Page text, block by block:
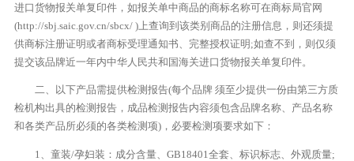
进口货物报关单复印件，如报关单中商品的商标名称可在商标局官网
(http://sbj.saic.gov.cn/sbcx/ )上查询到该类别商品的注册信息，则还须提
供商标注册证明或者商标受理通知书、完整授权证明;如查不到，则仅须
提交该品牌近一年内中华人民共和国海关进口货物报关单复印件。
二、以下产品需提供检测报告(每个品牌 须至少提供一份由第三方质
检机构出具的检测报告，成品检测报告内容须包含品牌名称、产品名称
和各类产品所必须的各类检测项)，必要检测项要求如下：
1、童装/孕妇装：成分含量、GB18401全套、标识标志、外观质量;